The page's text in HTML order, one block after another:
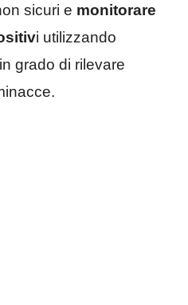
sicuri e monitorare
i utilizzando
grado di rilevare